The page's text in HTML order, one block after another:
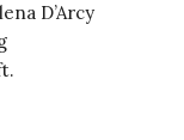
D’Arcy